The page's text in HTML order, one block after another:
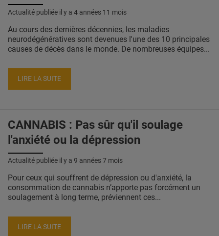
Actualité publiée il y a 4 années 11 mois
Au cours des dernières décennies, les maladies
neurodégénératives sont devenues l'une des 10 principales
causes de décès dans le monde. De nombreuses équipes...
LIRE LA SUITE
CANNABIS : Pas sûr qu'il soulage
l'anxiété ou la dépression
Actualité publiée il y a 9 années 7 mois
Pour ceux qui souffrent de dépression ou d'anxiété, la
consommation de cannabis n’apporte pas forcément un
soulagement à long terme, préviennent ces...
LIRE LA SUITE